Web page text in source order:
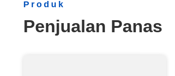
Produk
Penjualan Panas